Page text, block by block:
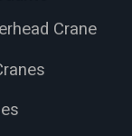
Crane